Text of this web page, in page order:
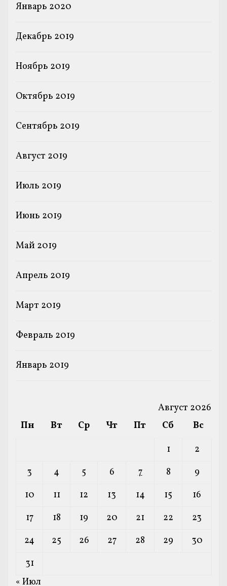
Январь 2020
Декабрь 2019
Ноябрь 2019
Октябрь 2019
Сентябрь 2019
Август 2019
Июль 2019
Июнь 2019
Май 2019
Апрель 2019
Март 2019
Февраль 2019
Январь 2019
Август 2026
Пн
Вт Ср Чт Пт Сб
Вс
1
2
3
4 5 6 7 8
9
10
11 12 13 14 15
16
17
18 19 20 21 22
23
24
25 26 27 28 29
30
31
« Июл